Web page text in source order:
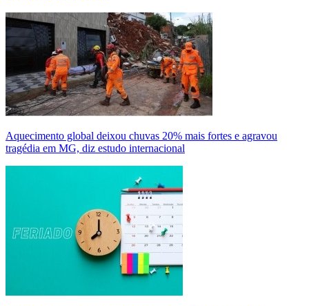
Aquecimento global deixou chuvas 20% mais fortes e agravou
tragédia em MG, diz estudo internacional